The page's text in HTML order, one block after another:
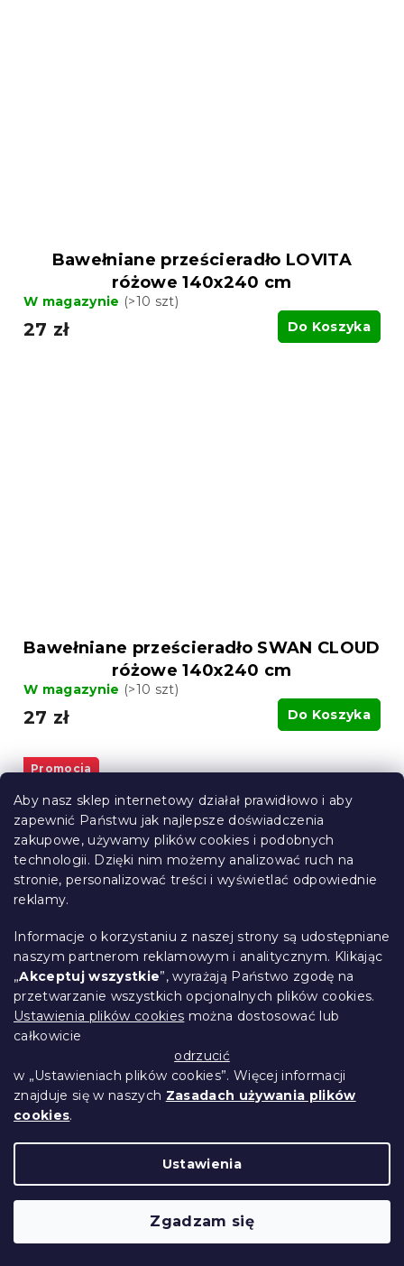
Aby nasz sklep internetowy działał prawidłowo i aby
zapewnić Państwu jak najlepsze doświadczenia
zakupowe, używamy plików cookies i podobnych
technologii. Dzięki nim możemy analizować ruch na
stronie, personalizować treści i wyświetlać odpowiednie
reklamy.
Informacje o korzystaniu z naszej strony są udostępniane
naszym partnerom reklamowym i analitycznym. Klikając
„Akceptuj wszystkie”, wyrażają Państwo zgodę na
przetwarzanie wszystkich opcjonalnych plików cookies.
Ustawienia plików cookies można dostosować lub
całkowicie
odrzucić
w „Ustawieniach plików cookies”. Więcej informacji
znajduje się w naszych Zasadach używania plików
cookies.
Ustawienia
Zgadzam się
Bawełniane prześcieradło LOVITA
różowe 140x240 cm
W magazynie (>10 szt)
27 zł Do Koszyka
Bawełniane prześcieradło SWAN CLOUD
różowe 140x240 cm
W magazynie (>10 szt)
27 zł Do Koszyka
Promocja
Jersey prześcieradło EXCLUSIVE
koralowe 90 x 200 cm
W magazynie (>10 szt)
29 zł Do Koszyka